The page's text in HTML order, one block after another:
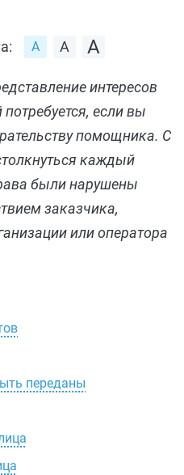
интересов
если вы
помощника. С
каждый
были нарушены
заказчика,
или оператора
переданы